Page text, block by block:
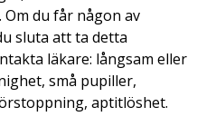
du får någon av
sluta att ta detta
läkare: långsam eller
små pupiller,
aptitlöshet.